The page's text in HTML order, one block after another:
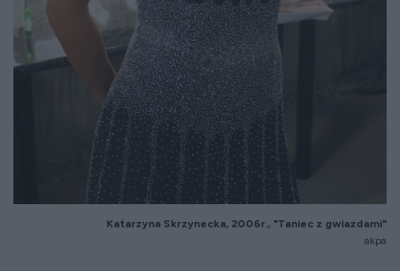
Katarzyna Skrzynecka, 2006r., "Taniec z gwiazdami"
akpa